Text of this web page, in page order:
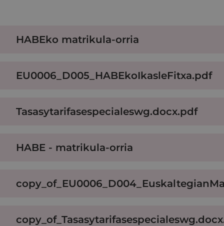
HABEko matrikula-orria
EU0006_D005_HABEkoIkasleFitxa.pdf
Tasasytarifasespecialeswg.docx.pdf
HABE - matrikula-orria